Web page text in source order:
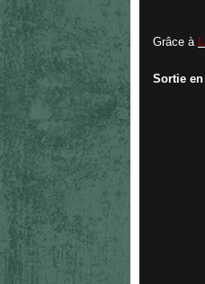
Grâce à
Sortie